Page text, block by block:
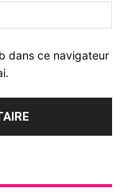
dans ce navigateur